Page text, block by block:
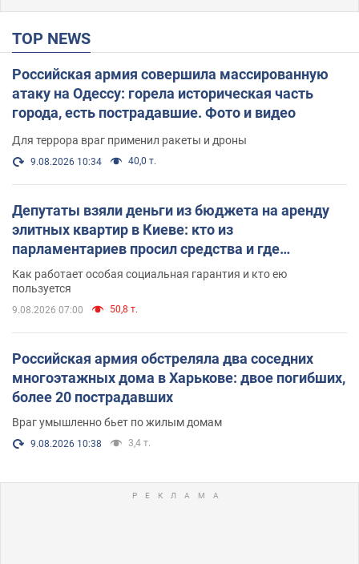
TOP NEWS
Российская армия совершила массированную
атаку на Одессу: горела историческая часть
города, есть пострадавшие. Фото и видео
Для террора враг применил ракеты и дроны
9.08.2026 10:34 40,0 т.
Депутаты взяли деньги из бюджета на аренду
элитных квартир в Киеве: кто из
парламентариев просил средства и где
поселился
Как работает особая социальная гарантия и кто ею
пользуется
9.08.2026 07:00 50,8 т.
Российская армия обстреляла два соседних
многоэтажных дома в Харькове: двое погибших,
более 20 пострадавших
Враг умышленно бьет по жилым домам
9.08.2026 10:38 3,4 т.